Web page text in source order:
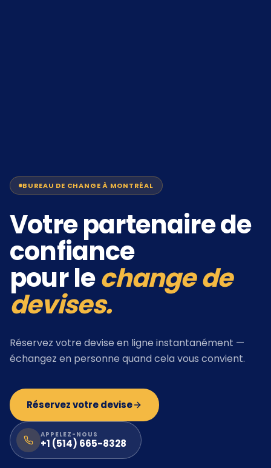
BUREAU DE CHANGE À MONTRÉAL
Votre partenaire de
confiance
pour lechange de
devises.
Réservez votre devise en ligne instantanément —
échangez en personne quand cela vous convient.
Réservez votre devise
APPELEZ-NOUS
+1 (514) 665-8328